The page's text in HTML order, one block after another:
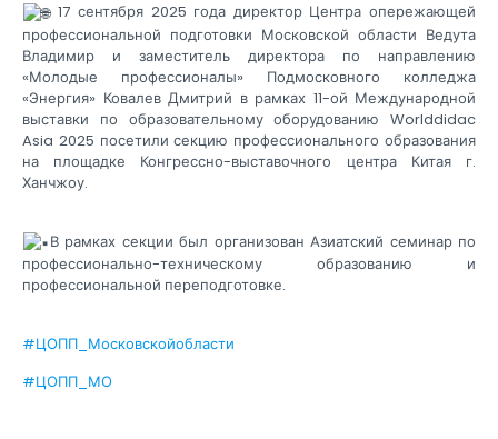
17 сентября 2025 года директор Центра опережающей
профессиональной подготовки Московской области Ведута
Владимир и заместитель директора по направлению
«Молодые профессионалы» Подмосковного колледжа
«Энергия» Ковалев Дмитрий в рамках 11-ой Международной
выставки по образовательному оборудованию Worlddidac
Asia 2025 посетили секцию профессионального образования
на площадке Конгрессно-выставочного центра Китая г.
Ханчжоу.
В рамках секции был организован Азиатский семинар по
профессионально-техническому образованию и
профессиональной переподготовке.
#ЦОПП_Московскойобласти
#ЦОПП_МО